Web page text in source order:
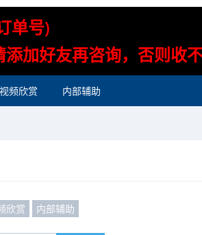
单号)
加好友再咨询，否则收
频欣赏 内部辅助
欣赏 内部辅助